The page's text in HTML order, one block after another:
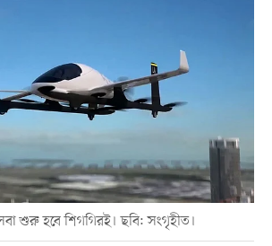
শুরু হবে শিগগিরই। ছবি: সংগৃহীত।